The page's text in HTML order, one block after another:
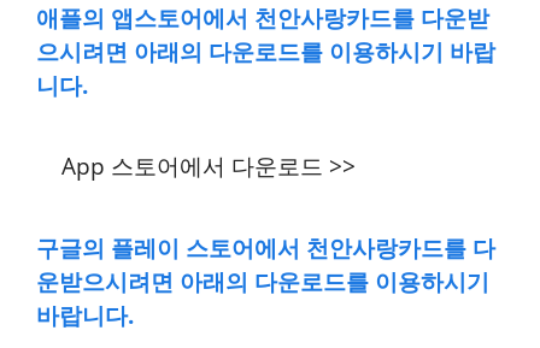
애플의 앱스토어에서 천안사랑카드를 다운받
으시려면 아래의 다운로드를 이용하시기 바랍
니다.
App 스토어에서 다운로드 >>
구글의 플레이 스토어에서 천안사랑카드를 다
운받으시려면 아래의 다운로드를 이용하시기
바랍니다.